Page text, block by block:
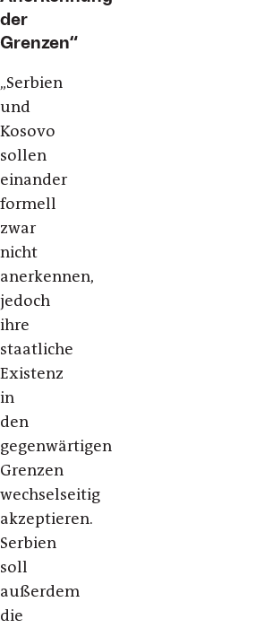
der
Grenzen“
„Serbien
und
Kosovo
sollen
einander
formell
zwar
nicht
anerkennen,
jedoch
ihre
staatliche
Existenz
in
den
gegenwärtigen
Grenzen
wechselseitig
akzeptieren.
Serbien
soll
außerdem
die